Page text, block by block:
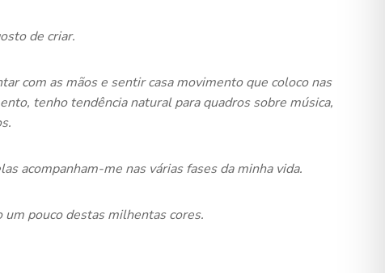
de criar.
com as mãos e sentir casa movimento que coloco nas
tenho tendência natural para quadros sobre música,
acompanham-me nas várias fases da minha vida.
pouco destas milhentas cores.